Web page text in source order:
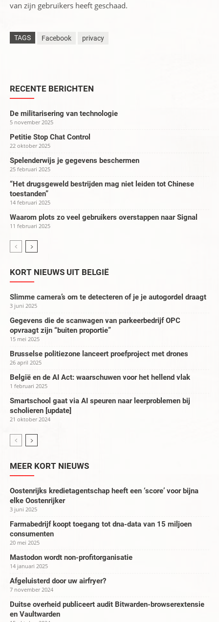
van zijn gebruikers heeft geschaad.
TAGS Facebook privacy
RECENTE BERICHTEN
De militarisering van technologie
5 november 2025
Petitie Stop Chat Control
22 oktober 2025
Spelenderwijs je gegevens beschermen
25 februari 2025
“Het drugsgeweld bestrijden mag niet leiden tot Chinese
toestanden”
14 februari 2025
Waarom plots zo veel gebruikers overstappen naar Signal
11 februari 2025
KORT NIEUWS UIT BELGIË
Slimme camera’s om te detecteren of je je autogordel draagt
3 juni 2025
Gegevens die de scanwagen van parkeerbedrijf OPC
opvraagt zijn “buiten proportie”
15 mei 2025
Brusselse politiezone lanceert proefproject met drones
26 april 2025
België en de AI Act: waarschuwen voor het hellend vlak
1 februari 2025
Smartschool gaat via AI speuren naar leerproblemen bij
scholieren [update]
21 oktober 2024
MEER KORT NIEUWS
Oostenrijks kredietagentschap heeft een ‘score’ voor bijna
elke Oostenrijker
3 juni 2025
Farmabedrijf koopt toegang tot dna-data van 15 miljoen
consumenten
20 mei 2025
Mastodon wordt non-profitorganisatie
14 januari 2025
Afgeluisterd door uw airfryer?
7 november 2024
Duitse overheid publiceert audit Bitwarden-browserextensie
en Vaultwarden